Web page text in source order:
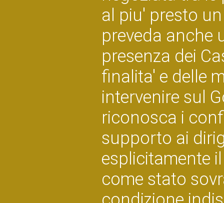
al piu' presto
preveda anche
presenza dei
finalita' e delle
intervenire sul
riconosca i
supporto ai
esplicitamente
come stato